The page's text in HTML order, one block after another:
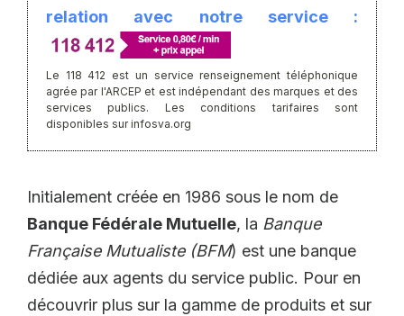
relation avec notre service :
Le 118 412 est un service renseignement téléphonique
agrée par l'ARCEP et est indépendant des marques et des
services publics. Les conditions tarifaires sont
disponibles sur infosva.org
Initialement créée en 1986 sous le nom de
Banque Fédérale Mutuelle, la Banque
Française Mutualiste (BFM) est une banque
dédiée aux agents du service public. Pour en
découvrir plus sur la gamme de produits et sur